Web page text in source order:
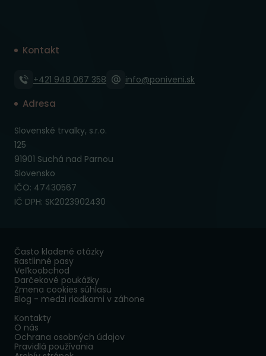
Kontakt
+421 948 067 358 info@poniveni.sk
Adresa
Slovenské trvalky, s.r.o.
125
91901 Suchá nad Parnou
Slovensko
IČO: 47430567
IČ DPH: SK2023902430
Často kladené otázky
Rastlinné pasy
Veľkoobchod
Darčekové poukážky
Zmena cookies súhlasu
Blog - medzi riadkami v záhone
Kontakty
O nás
Ochrana osobných údajov
Pravidlá používania